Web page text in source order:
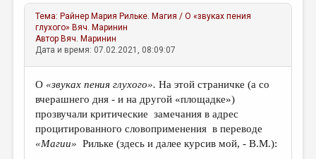
Тема: Райнер Мария Рильке. Магия / О «звуках пения
глухого» Вяч. Маринин
Автор Вяч. Маринин
Дата и время: 07.02.2021, 08:09:07
О «звуках пения глухого». На этой страничке (а со
вчерашнего дня - и на другой «площадке»)
прозвучали критические замечания в адрес
процитированного словоприменения в переводе
«Магии» Рильке (здесь и далее курсив мой, - В.М.):